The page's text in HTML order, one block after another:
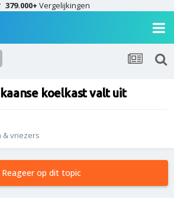
379.000+ Vergelijkingen
koelkast valt uit
& vriezers
Reageer op dit topic